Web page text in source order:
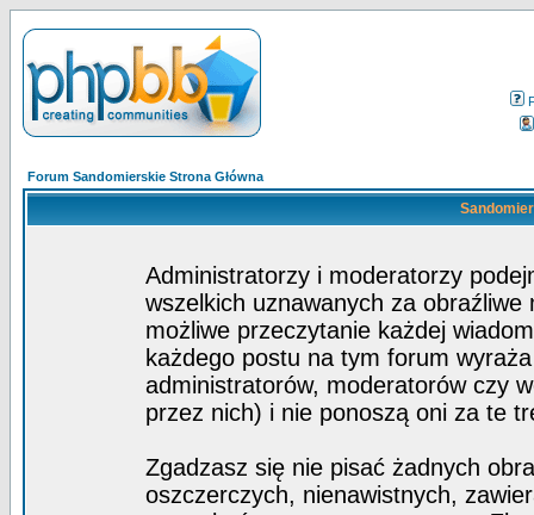
Forum Sandomierskie Strona Główna
Administratorzy i moderatorzy
wszelkich uznawanych za obraźliwe
możliwe przeczytanie każdej
każdego postu na tym forum
administratorów, moderatorów czy
przez nich) i nie ponoszą oni za te
Zgadzasz się nie pisać żadnych
oszczerczych, nienawistnych,